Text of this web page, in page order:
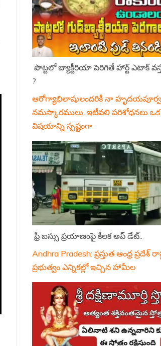
పొట్టలో బ్యాక్టీరియా పెరిగితే హార్ట్ ఎటాక్
?
ఆరోగ్యాభిలాషులందరికీ నా
నమస్కారములు. ఇటీవలి పరిశోధనలు ఒక
విషయాన్ని స్పష్టంగా
ఫ్రీ బస్సు ప్రయాణంపై కీలక అప్ డేట్..
Andhra Pradesh: ప్రస్తుత ఆంధ్ర ప్రదేశ్
ప్రభుత్వం ఎన్నికల్లో ఇచ్చిన హామీల